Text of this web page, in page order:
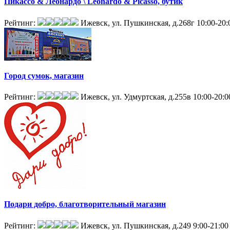
Рейтинг: Ижевск, ул. Пушкинская, д.268г 10:00-
Город сумок, магазин
Рейтинг: Ижевск, ул. Удмуртская, д.255в 10:00-
Подари добро, благотворительный магазин
Рейтинг: Ижевск, ул. Пушкинская, д.249 9:00-21:00